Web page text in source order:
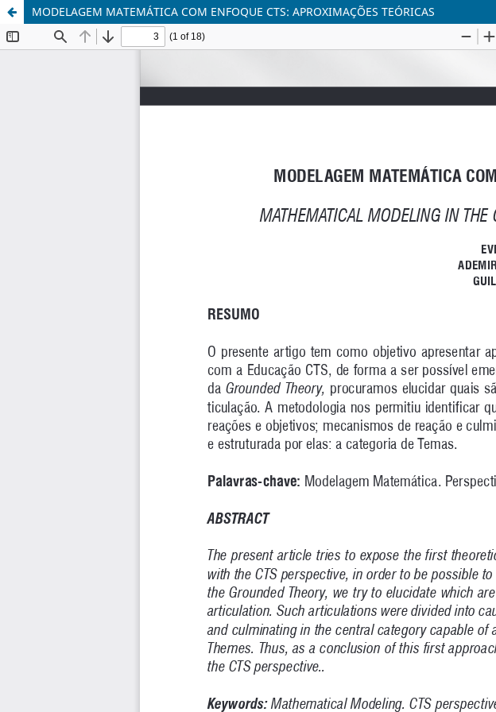
MODELAGEM MATEMÁTICA COM ENFOQUE CTS: APROXIMAÇÕES TEÓRICAS